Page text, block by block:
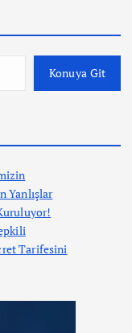
Konuya Git
Yanlışlar
Tarifesini